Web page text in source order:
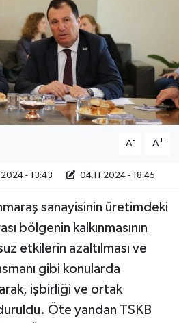
A- A+
- 13:43 04.11.2024 - 18:45
sanayisinin üretimdeki
bölgenin kalkınmasının
etkilerin azaltılması ve
gibi konularda
işbirliği ve ortak
Öte yandan TSKB